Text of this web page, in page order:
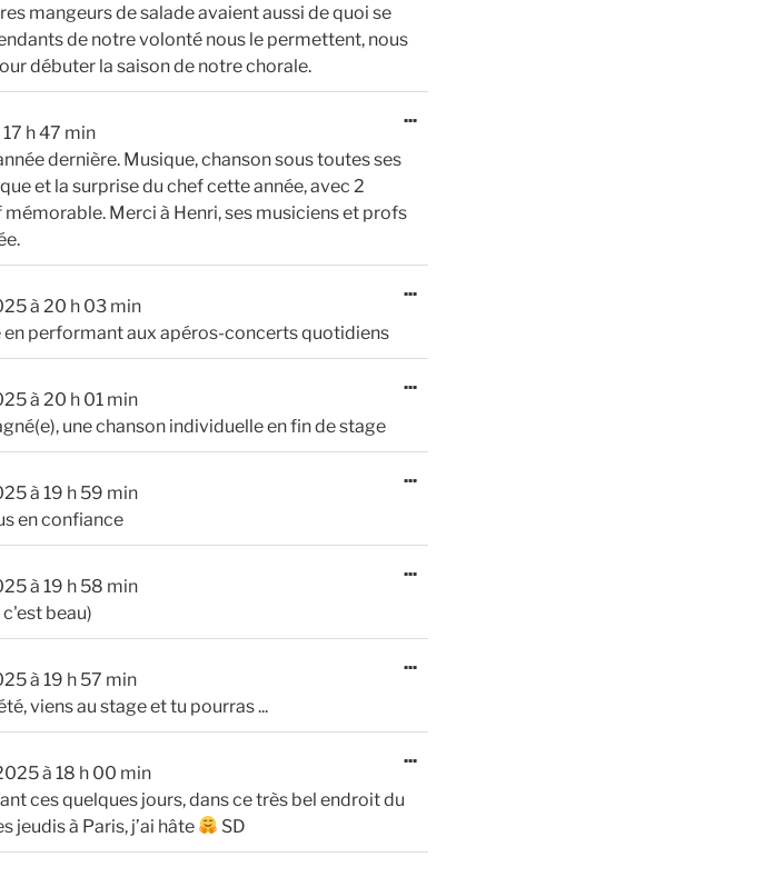
mangeurs de salade avaient aussi de quoi se
de notre volonté nous le permettent, nous
débuter la saison de notre chorale.
17 h 47 min
dernière. Musique, chanson sous toutes ses
et la surprise du chef cette année, avec 2
Merci à Henri, ses musiciens et profs
...Ouvrir/Fermer
à 20 h 03 min
performant aux apéros-concerts quotidiens
...Ouvrir/Fermer
à 20 h 01 min
une chanson individuelle en fin de stage
...Ouvrir/Fermer
à 19 h 59 min
en confiance
...Ouvrir/Fermer
à 19 h 58 min
beau)
...Ouvrir/Fermer
à 19 h 57 min
viens au stage et tu pourras ...
...Ouvrir/Fermer
à 18 h 00 min
ces quelques jours, dans ce très bel endroit du
jeudis à Paris, j’ai hâte
SD
...Ouvrir/Fermer